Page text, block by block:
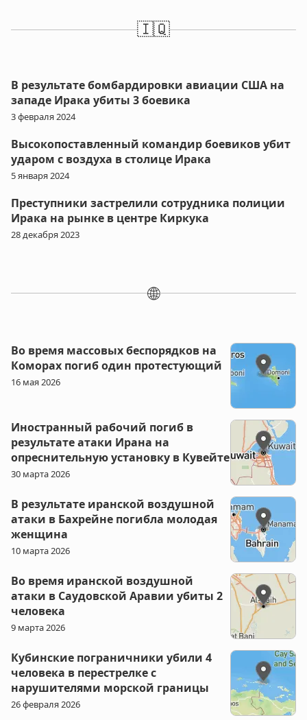
🇮🇶
В результате бомбардировки авиации США на
западе Ирака убиты 3 боевика
3 февраля 2024
Высокопоставленный командир боевиков убит
ударом с воздуха в столице Ирака
5 января 2024
Преступники застрелили сотрудника полиции
Ирака на рынке в центре Киркука
28 декабря 2023
🌐
Во время массовых беспорядков на
Коморах погиб один протестующий
16 мая 2026
Иностранный рабочий погиб в
результате атаки Ирана на
опреснительную установку в Кувейте
30 марта 2026
В результате иранской воздушной
атаки в Бахрейне погибла молодая
женщина
10 марта 2026
Во время иранской воздушной
атаки в Саудовской Аравии убиты 2
человека
9 марта 2026
Кубинские пограничники убили 4
человека в перестрелке с
нарушителями морской границы
26 февраля 2026